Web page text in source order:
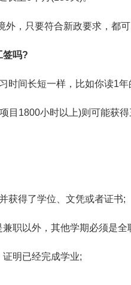
，只要符合新政要求，都可
吗?
时间长短一样，比如你读1
目1800小时以上)则可能获得
获得了学位、文凭或者证书;
职以外，其他学期必须是
明已经完成学业;